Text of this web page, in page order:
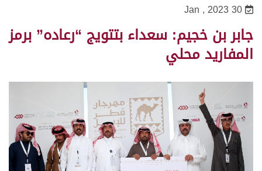
30 Jan , 2023
جابر بن خجيم: سعداء بتتويج “رعاده” برمز
المفاريد محلي